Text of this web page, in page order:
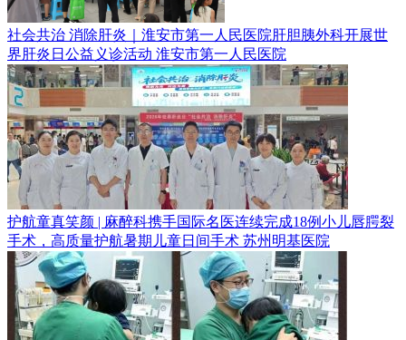
社会共治 消除肝炎｜淮安市第一人民医院肝胆胰外科开展世
界肝炎日公益义诊活动 淮安市第一人民医院
护航童真笑颜 | 麻醉科携手国际名医连续完成18例小儿唇腭裂
手术，高质量护航暑期儿童日间手术 苏州明基医院